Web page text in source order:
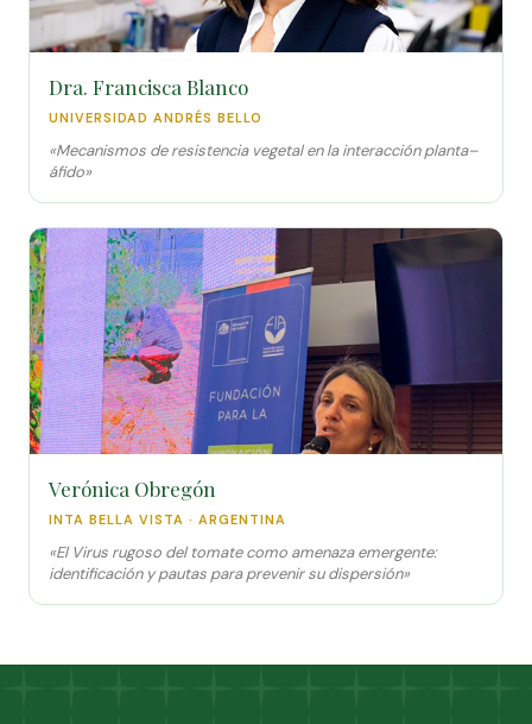
Dra. Francisca Blanco
UNIVERSIDAD ANDRÉS BELLO
«Mecanismos de resistencia vegetal en la interacción planta–
áfido»
Verónica Obregón
INTA BELLA VISTA · ARGENTINA
«El Virus rugoso del tomate como amenaza emergente:
identificación y pautas para prevenir su dispersión»